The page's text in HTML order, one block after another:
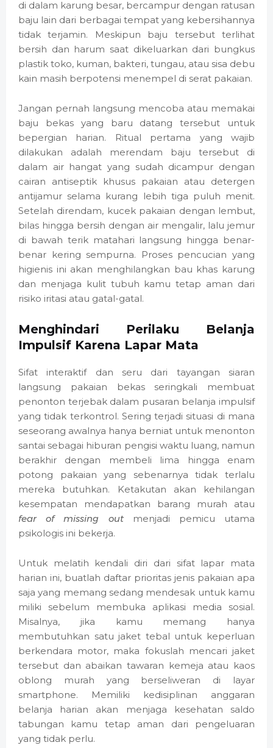
di dalam karung besar, bercampur dengan ratusan
baju lain dari berbagai tempat yang kebersihannya
tidak terjamin. Meskipun baju tersebut terlihat
bersih dan harum saat dikeluarkan dari bungkus
plastik toko, kuman, bakteri, tungau, atau sisa debu
kain masih berpotensi menempel di serat pakaian.
Jangan pernah langsung mencoba atau memakai
baju bekas yang baru datang tersebut untuk
bepergian harian. Ritual pertama yang wajib
dilakukan adalah merendam baju tersebut di
dalam air hangat yang sudah dicampur dengan
cairan antiseptik khusus pakaian atau detergen
antijamur selama kurang lebih tiga puluh menit.
Setelah direndam, kucek pakaian dengan lembut,
bilas hingga bersih dengan air mengalir, lalu jemur
di bawah terik matahari langsung hingga benar-
benar kering sempurna. Proses pencucian yang
higienis ini akan menghilangkan bau khas karung
dan menjaga kulit tubuh kamu tetap aman dari
risiko iritasi atau gatal-gatal.
Menghindari Perilaku Belanja
Impulsif Karena Lapar Mata
Sifat interaktif dan seru dari tayangan siaran
langsung pakaian bekas seringkali membuat
penonton terjebak dalam pusaran belanja impulsif
yang tidak terkontrol. Sering terjadi situasi di mana
seseorang awalnya hanya berniat untuk menonton
santai sebagai hiburan pengisi waktu luang, namun
berakhir dengan membeli lima hingga enam
potong pakaian yang sebenarnya tidak terlalu
mereka butuhkan. Ketakutan akan kehilangan
kesempatan mendapatkan barang murah atau
fear of missing outmenjadi pemicu utama
psikologis ini bekerja.
Untuk melatih kendali diri dari sifat lapar mata
harian ini, buatlah daftar prioritas jenis pakaian apa
saja yang memang sedang mendesak untuk kamu
miliki sebelum membuka aplikasi media sosial.
Misalnya, jika kamu memang hanya
membutuhkan satu jaket tebal untuk keperluan
berkendara motor, maka fokuslah mencari jaket
tersebut dan abaikan tawaran kemeja atau kaos
oblong murah yang berseliweran di layar
smartphone. Memiliki kedisiplinan anggaran
belanja harian akan menjaga kesehatan saldo
tabungan kamu tetap aman dari pengeluaran
yang tidak perlu.